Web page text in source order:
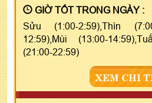
GIỜ TỐT TRONG NGÀY :
Sửu (1:00-2:59),Thìn
12:59),Mùi (13:00-
(21:00-22:59)
XEM CHI